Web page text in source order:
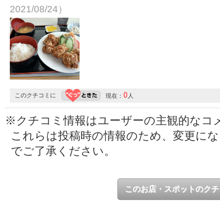
2021/08/24）
このクチコミに 現在： 0 人
※クチコミ情報はユーザーの主観的なコ
これらは投稿時の情報のため、変更に
でご了承ください。
このお店・スポットのク